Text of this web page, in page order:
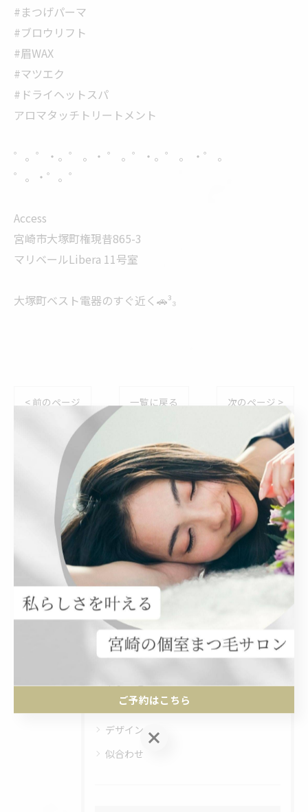
#まつげパーマ
#ブロウリフト
#眉WAX
#マツエク
#ドライヘットスパ
アロマタッチトリートメント
゜。゜・。゜ 。・ ゜ 。゜・。゜ 。 ・゜ 。
゜。・゜。゜
Access
宮崎市大塚町権現昔865-3
マリベールLibera 11号室
大塚町ベスト電器のすぐ近く🚗³₃
< 前のページ 一覧に戻る 次のページ >
関連タグ
#ブロウリフト #マツエク
カテゴリー
全てのカテゴリー
個室
長持ち
デザイン
似合わせ
ご予約はこちら
ご予約はこちら